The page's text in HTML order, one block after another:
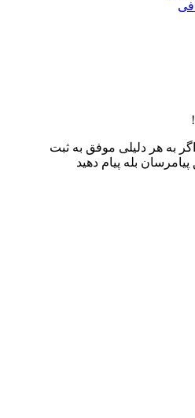
به هر دلیلی موفق به ثبت
بله پیام دهید